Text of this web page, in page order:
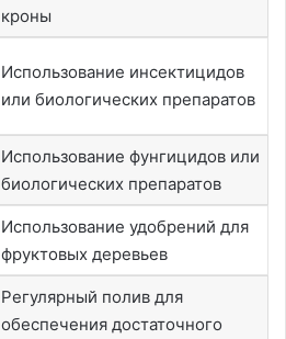
кроны
Использование инсектицидов
или биологических препаратов
Использование фунгицидов или
биологических препаратов
Использование удобрений для
фруктовых деревьев
Регулярный полив для
обеспечения достаточного